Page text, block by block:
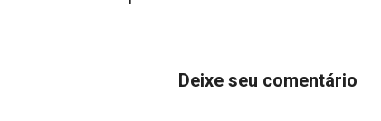
Deixe seu comentário